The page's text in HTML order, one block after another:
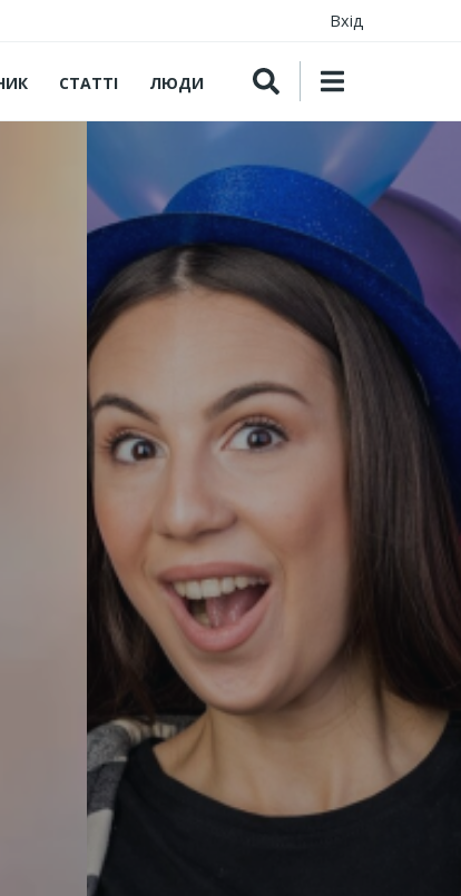
Вхід
СТАТТІ ЛЮДИ